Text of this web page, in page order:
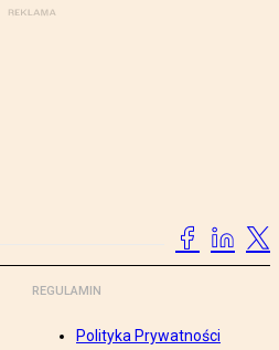
REGULAMIN
Polityka Prywatności